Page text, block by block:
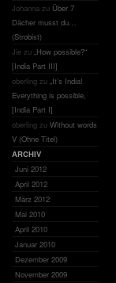
Johanna zu Über 7
Dächer musst du…
(Strobist)
Jie zu „How possible?“
[India Part III]
oberling zu „It’s India!
Everything is possible,
[India Part I]
oberling zu Without words
V (Ohne Titel)
ARCHIV
Juni 2012
April 2012
März 2012
Mai 2010
April 2010
Januar 2010
Dezember 2009
November 2009